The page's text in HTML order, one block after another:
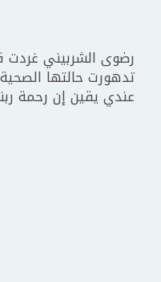
رضوى الشربيني غردت
تدهورت حالتها
عندي يقين إن رحمة